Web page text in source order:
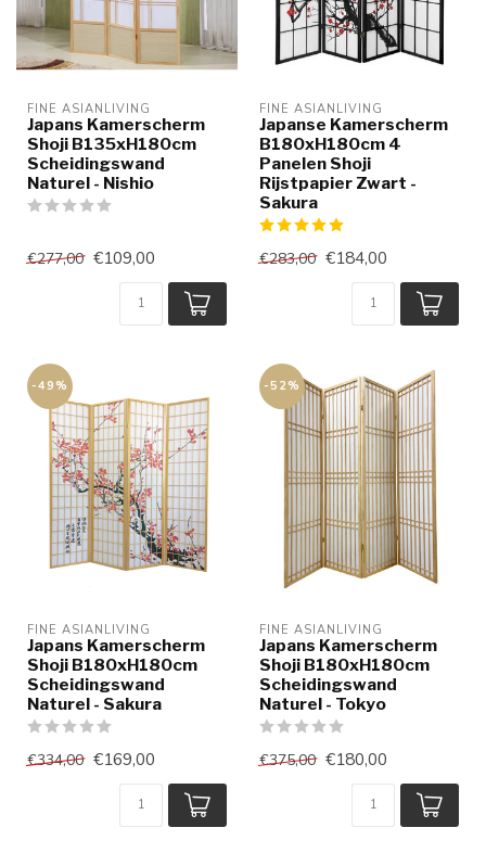
FINE ASIANLIVING
Japans Kamerscherm
Shoji B135xH180cm
Scheidingswand
Naturel - Nishio
€277,00 €109,00
FINE ASIANLIVING
Japanse Kamerscherm
B180xH180cm 4
Panelen Shoji
Rijstpapier Zwart -
Sakura
€283,00 €184,00
-49%
FINE ASIANLIVING
Japans Kamerscherm
Shoji B180xH180cm
Scheidingswand
Naturel - Sakura
€334,00 €169,00
-52%
FINE ASIANLIVING
Japans Kamerscherm
Shoji B180xH180cm
Scheidingswand
Naturel - Tokyo
€375,00 €180,00